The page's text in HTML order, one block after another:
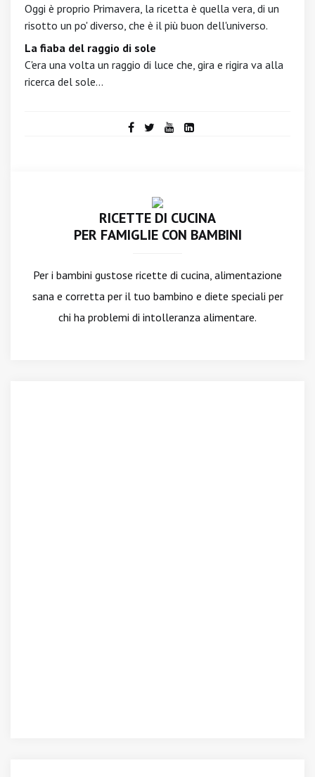
Oggi è proprio Primavera, la ricetta è quella vera, di un
risotto un po' diverso, che è il più buon dell'universo.
La fiaba del raggio di sole
C'era una volta un raggio di luce che, gira e rigira va alla
ricerca del sole...
RICETTE DI CUCINA
PER FAMIGLIE CON BAMBINI
Per i bambini gustose ricette di cucina, alimentazione
sana e corretta per il tuo bambino e diete speciali per
chi ha problemi di intolleranza alimentare.